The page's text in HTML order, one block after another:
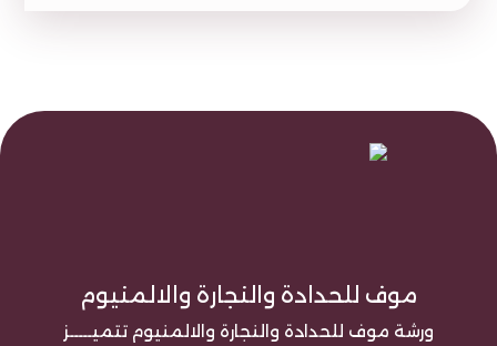
موف للحدادة والنجارة والالمنيوم
ورشة موف للحدادة والنجارة والالمنيوم تتميـــــز